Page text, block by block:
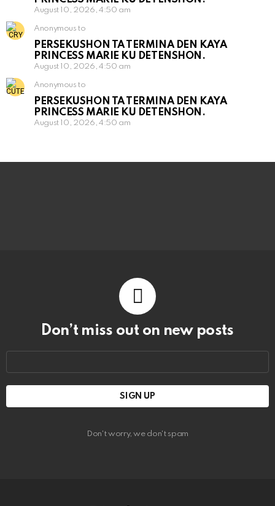
August 10, 2026, 4:50 am
Anonymous to
PERSEKUSHON TA TERMINA DEN KAYA
PRINCESS MARIE KU DETENSHON.
August 10, 2026, 4:50 am
Anonymous to
PERSEKUSHON TA TERMINA DEN KAYA
PRINCESS MARIE KU DETENSHON.
August 10, 2026, 4:50 am
Don’t miss out on new posts
Don't worry, we don't spam